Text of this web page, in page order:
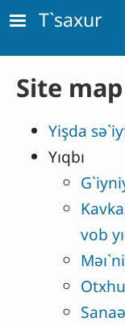
Skip to main
T`saxur
Site map
Yişda
Yıqbı
vob